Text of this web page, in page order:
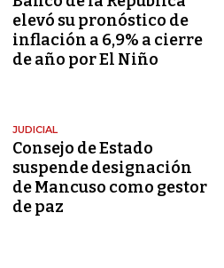
elevó su pronóstico de
inflación a 6,9% a cierre
de año por El Niño
JUDICIAL
Consejo de Estado
suspende designación
de Mancuso como gestor
de paz